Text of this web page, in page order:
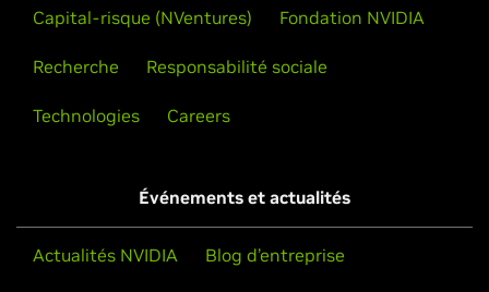
Capital-risque (NVentures) Fondation NVIDIA
Recherche Responsabilité sociale
Technologies Careers
Événements et actualités
Actualités NVIDIA Blog d’entreprise